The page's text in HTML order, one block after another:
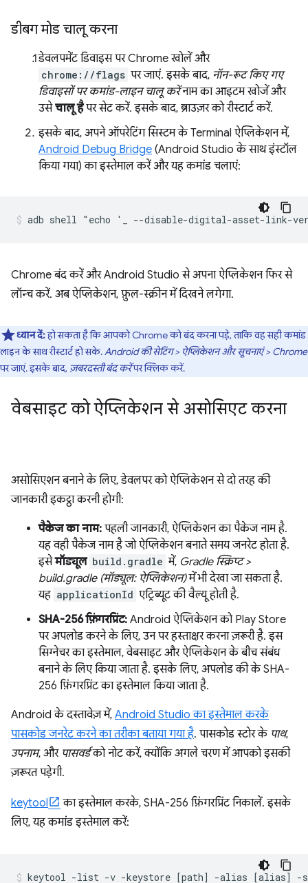
डीबग मोड चालू करना
डेवलपमेंट डिवाइस पर Chrome खोलें और
chrome://flags पर जाएं. इसके बाद, नॉन-रूट किए गए
डिवाइसों पर कमांड-लाइन चालू करेंनाम का आइटम खोजें और
उसेचालू हैपर सेट करें. इसके बाद, ब्राउज़र को रीस्टार्ट करें.
इसके बाद, अपने ऑपरेटिंग सिस्टम के Terminal ऐप्लिकेशन में,
Android Debug Bridge (Android Studio के साथ इंस्टॉल
किया गया) का इस्तेमाल करें और यह कमांड चलाएं:
Chrome बंद करें और Android Studio से अपना ऐप्लिकेशन फिर से
लॉन्च करें. अब ऐप्लिकेशन, फ़ुल-स्क्रीन में दिखने लगेगा.
ध्यान दें:हो सकता है कि आपको Chrome को बंद करना पड़े, ताकि वह सही कमांड
लाइन के साथ रीस्टार्ट हो सके.Android की सेटिंग > ऐप्लिकेशन और सूचनाएं > Chrome
पर जाएं. इसके बाद, ज़बरदस्ती बंद करेंपर क्लिक करें.
वेबसाइट को ऐप्लिकेशन से असोसिएट करना
असोसिएशन बनाने के लिए, डेवलपर को ऐप्लिकेशन से दो तरह की
जानकारी इकट्ठा करनी होगी:
पैकेज का नाम: पहली जानकारी, ऐप्लिकेशन का पैकेज नाम है.
यह वही पैकेज नाम है जो ऐप्लिकेशन बनाते समय जनरेट होता है.
इसेमॉड्यूल build.gradle में, Gradle स्क्रिप्ट >
build.gradle (मॉड्यूल: ऐप्लिकेशन)में भी देखा जा सकता है.
यह applicationId एट्रिब्यूट की वैल्यू होती है.
SHA-256 फ़िंगरप्रिंट: Android ऐप्लिकेशन को Play Store
पर अपलोड करने के लिए, उन पर हस्ताक्षर करना ज़रूरी है. इस
सिग्नेचर का इस्तेमाल, वेबसाइट और ऐप्लिकेशन के बीच संबंध
बनाने के लिए किया जाता है. इसके लिए, अपलोड की के SHA-
256 फ़िंगरप्रिंट का इस्तेमाल किया जाता है.
Android के दस्तावेज़ में, Android Studio का इस्तेमाल करके
पासकोड जनरेट करने का तरीका बताया गया है. पासकोड स्टोर के पाथ,
उपनाम, और पासवर्डको नोट करें, क्योंकि अगले चरण में आपको इसकी
ज़रूरत पड़ेगी.
keytool
का इस्तेमाल करके, SHA-256 फ़िंगरप्रिंट निकालें. इसके
लिए, यह कमांड इस्तेमाल करें: